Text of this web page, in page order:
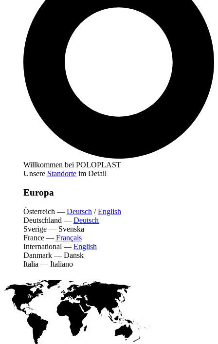
Willkommen bei POLOPLAST
Unsere Standorte im Detail
Europa
Österreich — Deutsch /English
Deutschland — Deutsch
Sverige — Svenska
France — Français
International — English
Danmark — Dansk
Italia — Italiano